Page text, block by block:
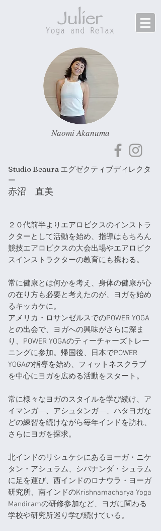
​Naomi Akanuma
Studio Beaura エグゼクティブディレクタ
ー
赤沼 直美
２０代前半よりエアロビクスのインストラ
クターとして活動を始め、指導はもちろん
競技エアロビクスの大会出場やエアロビク
スインストラクターの教育にも携わる。
常に健康とは何かを考え、身体の健康が心
の在り方も必要と考えたのが、ヨガを始め
るキッカケに。
アメリカ・ロサンゼルスでのPOWER YOGA
との出会で、ヨガへの興味がさらに深ま
り、POWER YOGAのティーチャーズトレー
ニングに参加。帰国後、日本でPOWER
YOGAの指導を始め、フィットネスクラブ
を中心にヨガを広める活動をスタート。
常に様々なヨガのスタイルを学び続け、ア
イマンガ―、アシュタンガ―、ハタヨガな
どの練習を続けながら毎年インドを訪れ、
さらにヨガを探求。
北インドのリシュケシにあるヨーガ・ニケ
タン・アシュラム、シバナンダ・シュラム
に足を運び、西インドのロナウラ・ヨーガ
研究所、南インドのKrishnamacharya Yoga
Mandiramの研修参加など、ヨガに関わる
学校や研究所巡り学び続けている。